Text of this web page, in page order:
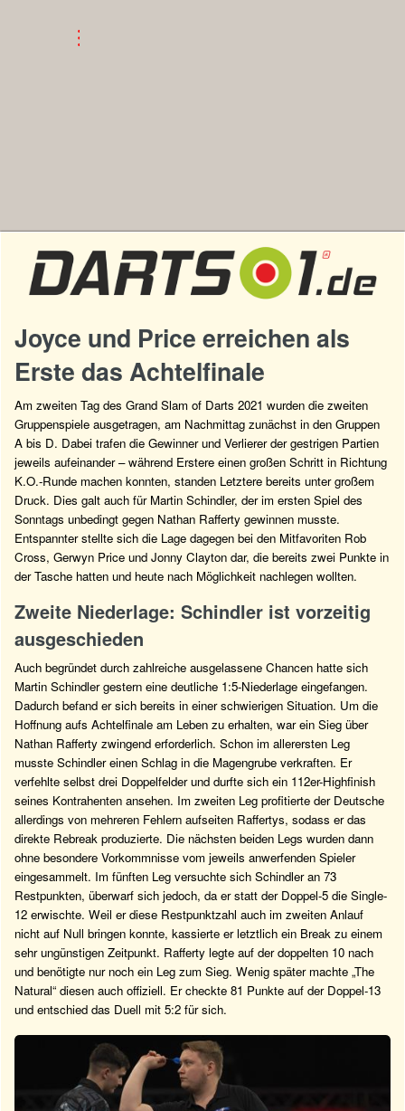
Joyce und Price erreichen als
Erste das Achtelfinale
Am zweiten Tag des Grand Slam of Darts 2021 wurden die zweiten
Gruppenspiele ausgetragen, am Nachmittag zunächst in den Gruppen
A bis D. Dabei trafen die Gewinner und Verlierer der gestrigen Partien
jeweils aufeinander – während Erstere einen großen Schritt in Richtung
K.O.-Runde machen konnten, standen Letztere bereits unter großem
Druck. Dies galt auch für Martin Schindler, der im ersten Spiel des
Sonntags unbedingt gegen Nathan Rafferty gewinnen musste.
Entspannter stellte sich die Lage dagegen bei den Mitfavoriten Rob
Cross, Gerwyn Price und Jonny Clayton dar, die bereits zwei Punkte in
der Tasche hatten und heute nach Möglichkeit nachlegen wollten.
Zweite Niederlage: Schindler ist vorzeitig
ausgeschieden
Auch begründet durch zahlreiche ausgelassene Chancen hatte sich
Martin Schindler gestern eine deutliche 1:5-Niederlage eingefangen.
Dadurch befand er sich bereits in einer schwierigen Situation. Um die
Hoffnung aufs Achtelfinale am Leben zu erhalten, war ein Sieg über
Nathan Rafferty zwingend erforderlich. Schon im allerersten Leg
musste Schindler einen Schlag in die Magengrube verkraften. Er
verfehlte selbst drei Doppelfelder und durfte sich ein 112er-Highfinish
seines Kontrahenten ansehen. Im zweiten Leg profitierte der Deutsche
allerdings von mehreren Fehlern aufseiten Raffertys, sodass er das
direkte Rebreak produzierte. Die nächsten beiden Legs wurden dann
ohne besondere Vorkommnisse vom jeweils anwerfenden Spieler
eingesammelt. Im fünften Leg versuchte sich Schindler an 73
Restpunkten, überwarf sich jedoch, da er statt der Doppel-5 die Single-
12 erwischte. Weil er diese Restpunktzahl auch im zweiten Anlauf
nicht auf Null bringen konnte, kassierte er letztlich ein Break zu einem
sehr ungünstigen Zeitpunkt. Rafferty legte auf der doppelten 10 nach
und benötigte nur noch ein Leg zum Sieg. Wenig später machte „The
Natural“ diesen auch offiziell. Er checkte 81 Punkte auf der Doppel-13
und entschied das Duell mit 5:2 für sich.